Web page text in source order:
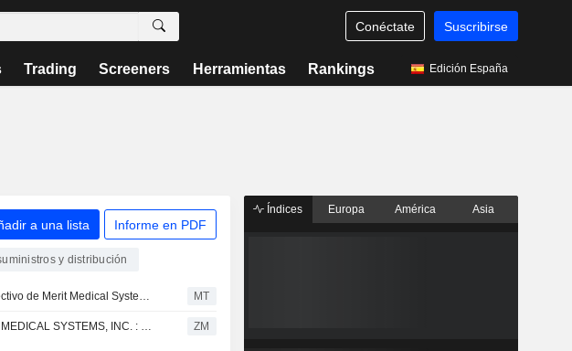
Conéctate Suscribirse
Trading Screeners Herramientas Rankings Edición España
a una lista Informe en PDF
y distribución
Un directivo de Merit Medical Systems vende acciones por valor de 1.823.165 USD, según los registros de la SEC MT
MERIT MEDICAL SYSTEMS, INC. : Needham & Co. da una recomendación de compra ZM
Índices Europa América Asia